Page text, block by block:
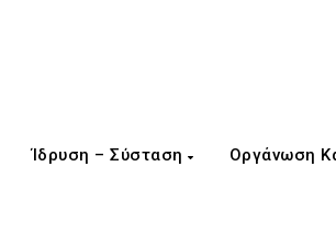
Ίδρυση – Σύσταση Οργάνωση